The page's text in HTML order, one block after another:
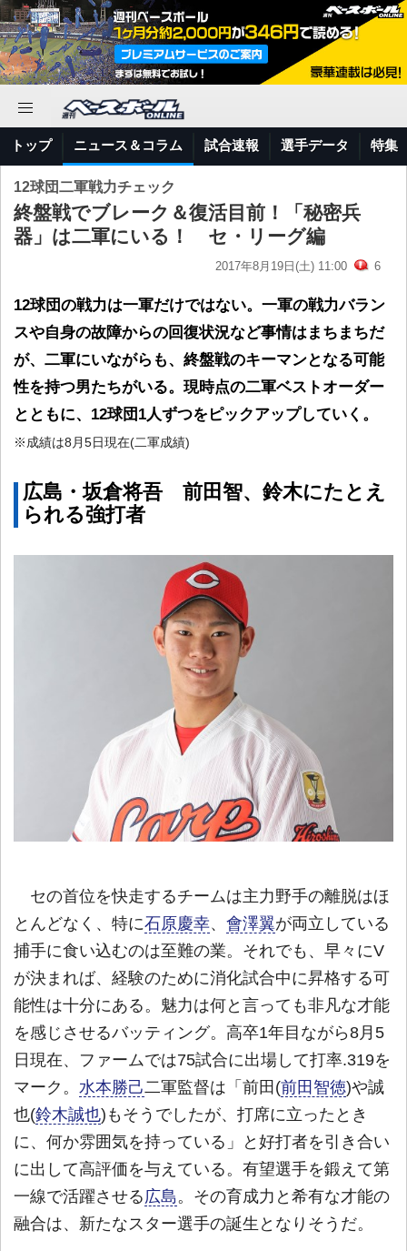
トップ ニュース＆コラム 試合速報 選手データ 特集
12球団二軍戦力チェック
終盤戦でブレーク＆復活目前！「秘密兵
器」は二軍にいる！ セ・リーグ編
2017年8月19日(土) 11:00 6
12球団の戦力は一軍だけではない。一軍の戦力バラ ン
スや自身の故障からの回復状況など事情はまちまちだ
が、二軍にいながらも、終盤戦のキーマンとなる可能
性を持つ男たちがいる。現時点の二軍ベストオーダー
とともに、12球団1人ずつをピックアップしていく。
※成績は8月5日現在(二軍成績)
広島・坂倉将吾 前田智、鈴木にたとえ
られる強打者
セの首位を快走するチームは主力野手の離脱はほ
とんどなく、特に石原慶幸、 會澤翼が両立している
捕手に食い込むのは至難の業。それでも、早々にV
が決まれば、経験のために消化試合中に昇格する可
能性は十分にある。魅力は何と言っても非凡な才能
を感じさせるバッティング。高卒1年目ながら8月5
日現在、ファームでは75試合に出場して打率.319を
マーク。 水本勝己二軍監督は「前田(前田智徳)や誠
也(鈴木誠也)もそうでしたが、打席に立ったとき
に、何か雰囲気を持っている」と好打者を引き合い
に出して高評価を与えている。有望選手を鍛えて第
一線で活躍させる広島。その育成力と希有な才能の
融合は、新たなスター選手の誕生となりそうだ。